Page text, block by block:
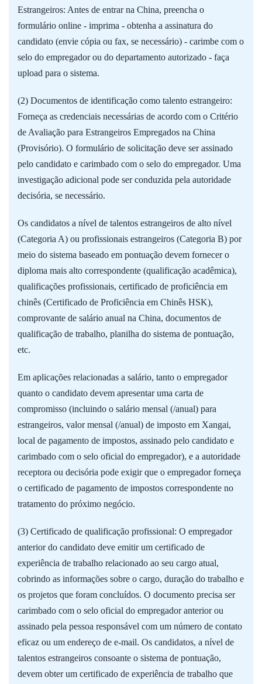
Estrangeiros: Antes de entrar na China, preencha o
formulário online - imprima - obtenha a assinatura do
candidato (envie cópia ou fax, se necessário) - carimbe com o
selo do empregador ou do departamento autorizado - faça
upload para o sistema.
(2) Documentos de identificação como talento estrangeiro:
Forneça as credenciais necessárias de acordo com o Critério
de Avaliação para Estrangeiros Empregados na China
(Provisório). O formulário de solicitação deve ser assinado
pelo candidato e carimbado com o selo do empregador. Uma
investigação adicional pode ser conduzida pela autoridade
decisória, se necessário.
Os candidatos a nível de talentos estrangeiros de alto nível
(Categoria A) ou profissionais estrangeiros (Categoria B) por
meio do sistema baseado em pontuação devem fornecer o
diploma mais alto correspondente (qualificação acadêmica),
qualificações profissionais, certificado de proficiência em
chinês (Certificado de Proficiência em Chinês HSK),
comprovante de salário anual na China, documentos de
qualificação de trabalho, planilha do sistema de pontuação,
etc.
Em aplicações relacionadas a salário, tanto o empregador
quanto o candidato devem apresentar uma carta de
compromisso (incluindo o salário mensal (/anual) para
estrangeiros, valor mensal (/anual) de imposto em Xangai,
local de pagamento de impostos, assinado pelo candidato e
carimbado com o selo oficial do empregador), e a autoridade
receptora ou decisória pode exigir que o empregador forneça
o certificado de pagamento de impostos correspondente no
tratamento do próximo negócio.
(3) Certificado de qualificação profissional: O empregador
anterior do candidato deve emitir um certificado de
experiência de trabalho relacionado ao seu cargo atual,
cobrindo as informações sobre o cargo, duração do trabalho e
os projetos que foram concluídos. O documento precisa ser
carimbado com o selo oficial do empregador anterior ou
assinado pela pessoa responsável com um número de contato
eficaz ou um endereço de e-mail. Os candidatos, a nível de
talentos estrangeiros consoante o sistema de pontuação,
devem obter um certificado de experiência de trabalho que